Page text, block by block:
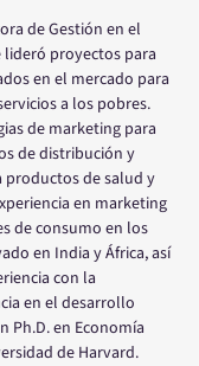
de Gestión en el
proyectos para
en el mercado para
a los pobres.
de marketing para
de distribución y
productos de salud y
en marketing
de consumo en los
en India y África, así
con la
en el desarrollo
Ph.D. en Economía
de Harvard.